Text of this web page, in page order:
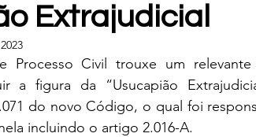
Extrajudicial
Civil trouxe um relevante
a figura da “Usucapião
do novo Código, o qual foi
incluindo o artigo 2.016-A.